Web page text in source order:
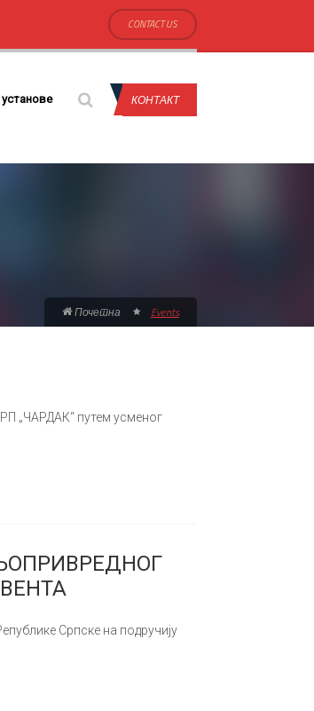
CONTACT US
КОНТАКТ
Почетна Events
„ЧАРДАК“ путем усменог
Српске на подручију